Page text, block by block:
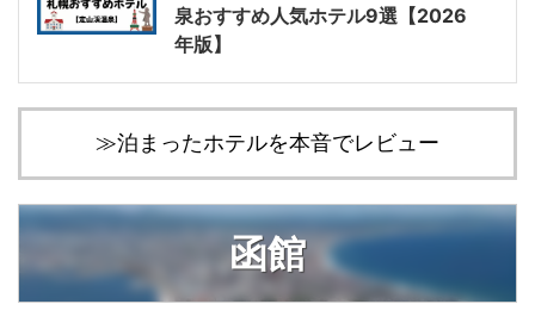
泉おすすめ人気ホテル9選【2026
年版】
≫泊まったホテルを本音でレビュー
函館